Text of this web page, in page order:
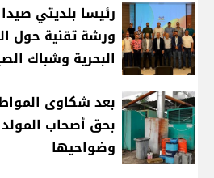
رئيسا بلديتي
ورشة تقنية حول
البحرية وشباك
بحق أصحاب
وضواحيها